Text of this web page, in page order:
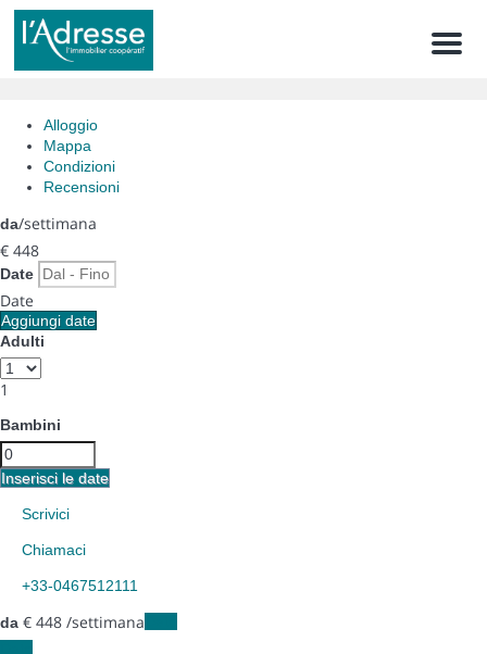
Menu
Alloggio
Mappa
Condizioni
Recensioni
da/settimana
€ 448
Date
Date
Aggiungi date
Adulti
1
Bambini
Inserisci le date
Scrivici
Chiamaci
+33-0467512111
da € 448 /settimana